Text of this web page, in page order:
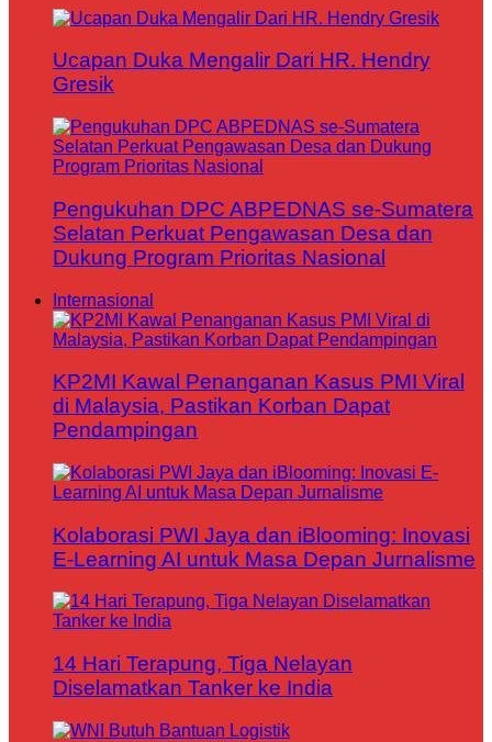
Ucapan Duka Mengalir Dari HR. Hendry
Gresik
Pengukuhan DPC ABPEDNAS se-Sumatera
Selatan Perkuat Pengawasan Desa dan
Dukung Program Prioritas Nasional
Internasional
KP2MI Kawal Penanganan Kasus PMI Viral
di Malaysia, Pastikan Korban Dapat
Pendampingan
Kolaborasi PWI Jaya dan iBlooming: Inovasi
E-Learning AI untuk Masa Depan Jurnalisme
14 Hari Terapung, Tiga Nelayan
Diselamatkan Tanker ke India